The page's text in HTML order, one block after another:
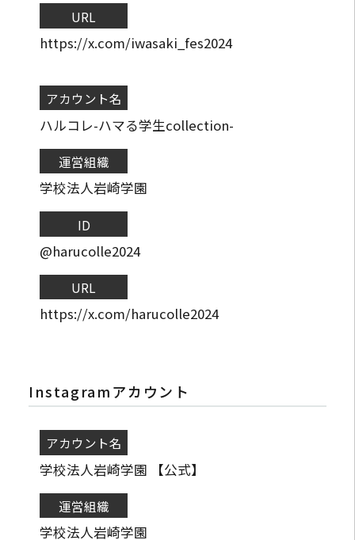
URL
https://x.com/iwasaki_fes2024
アカウント名
ハルコレ-ハマる学生collection-
運営組織
学校法人岩崎学園
ID
@harucolle2024
URL
https://x.com/harucolle2024
Instagramアカウント
アカウント名
学校法人岩崎学園 【公式】
運営組織
学校法人岩崎学園